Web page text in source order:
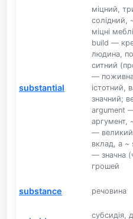
substantial
міцний,
солідний,
міцні
build —
людина,
ситний
—
істотний,
значний;
argument
аргумент,
— великий
вклад, a ~
— значна
грошей
substance речовина
субсидія,